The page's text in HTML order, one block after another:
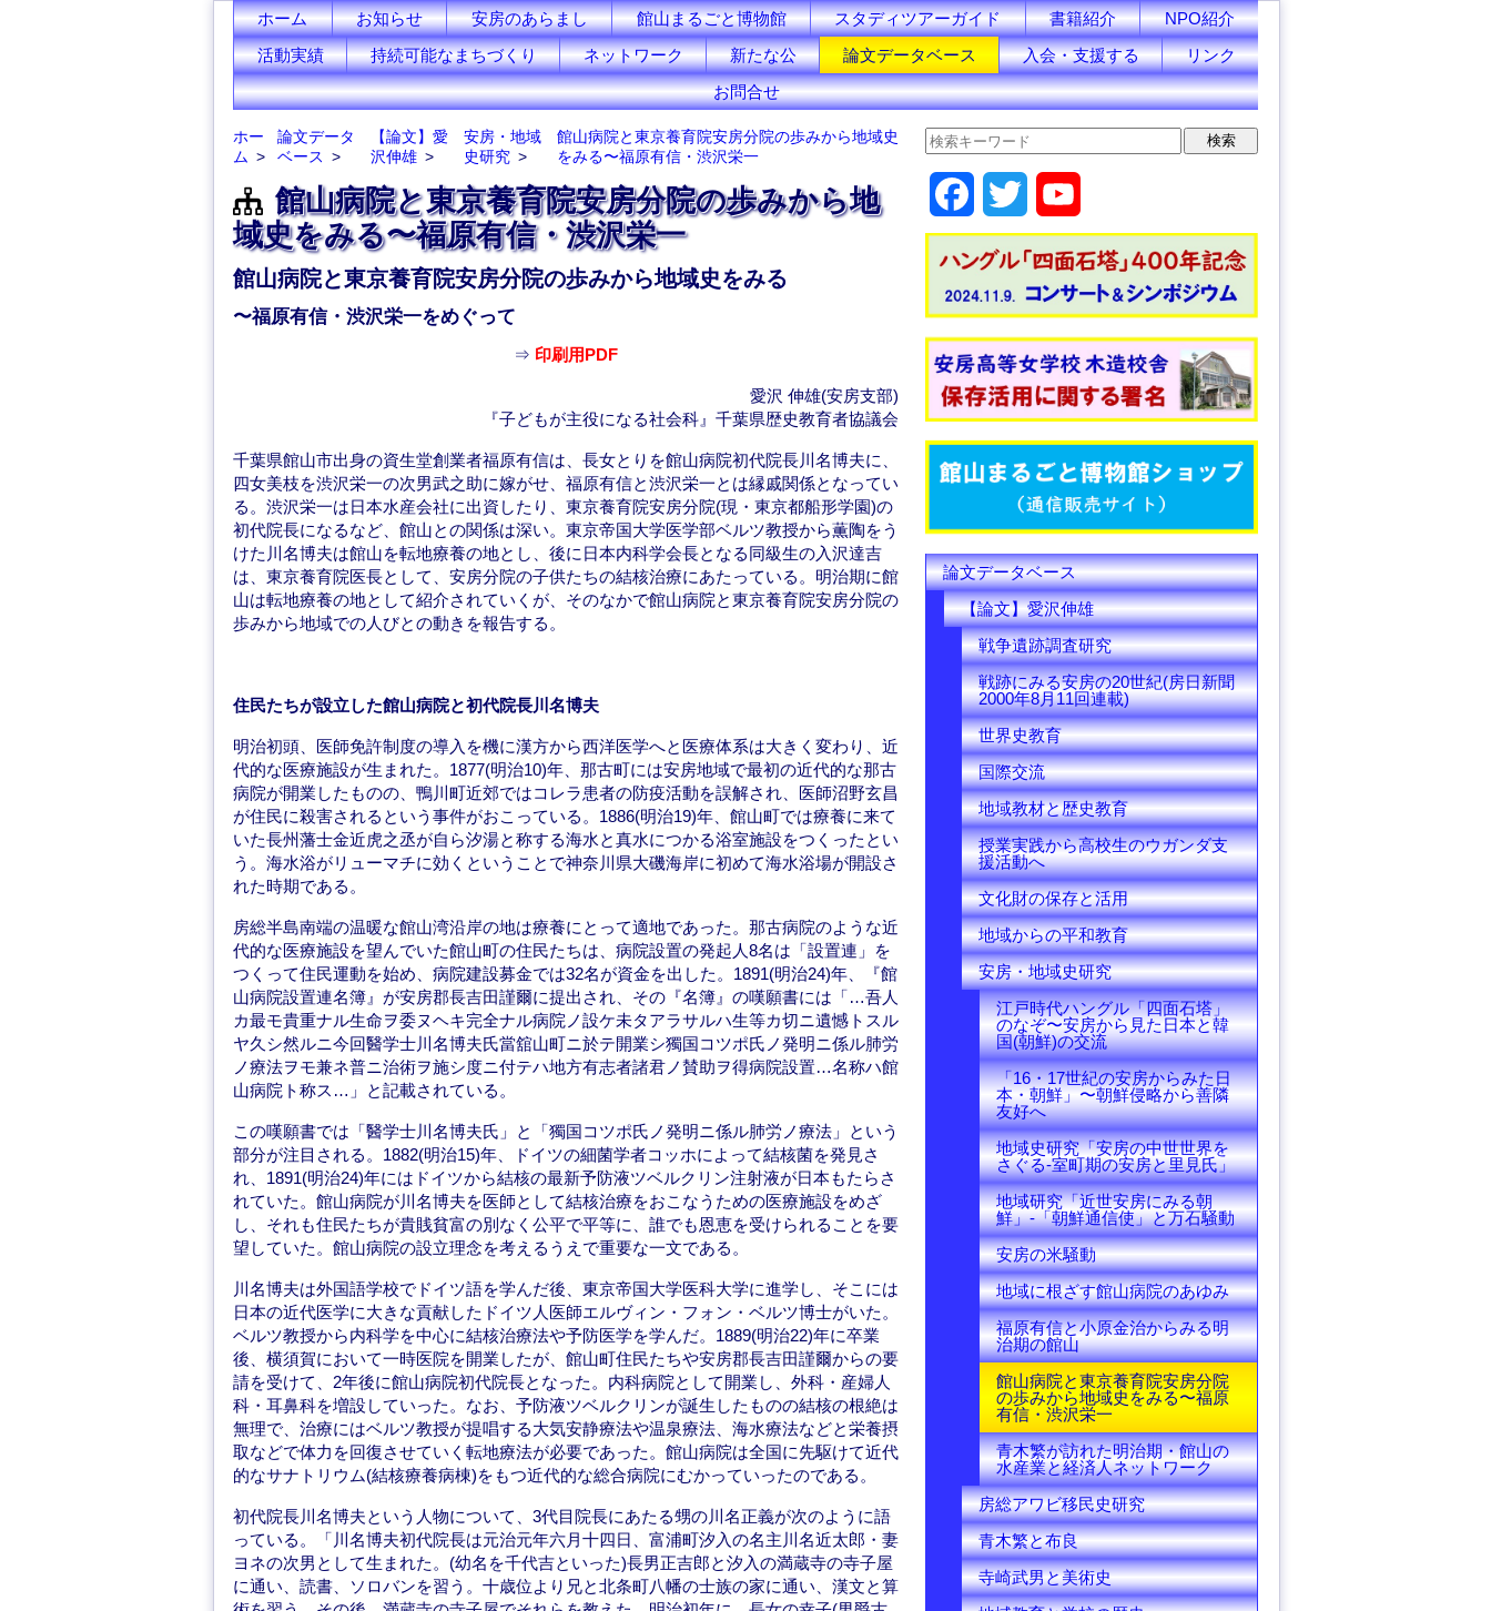
ホーム お知らせ 安房のあらまし 館山まるごと博物館 スタディツアーガイド 書籍紹介
NPO紹介
活動実績
持続可能なまちづくり ネットワーク 新たな公 論文データベース 入会・支援する
リンク
お問合せ
ホー
ム
論文データ
ベース
【論文】愛
沢伸雄
安房・地域
史研究
館山病院と東京養育院安房分院の歩みから地域史
をみる〜福原有信・渋沢栄一
館山病院と東京養育院安房分院の歩みから地
域史をみる〜福原有信・渋沢栄一
館山病院と東京養育院安房分院の歩みから地域史をみる
〜福原有信・渋沢栄一をめぐって
⇒ 印刷用PDF
愛沢 伸雄(安房支部)
『子どもが主役になる社会科』千葉県歴史教育者協議会
千葉県館山市出身の資生堂創業者福原有信は、長女とりを館山病院初代院長川名博夫に、
四女美枝を渋沢栄一の次男武之助に嫁がせ、福原有信と渋沢栄一とは縁戚関係となってい
る。渋沢栄一は日本水産会社に出資したり、東京養育院安房分院(現・東京都船形学園)の
初代院長になるなど、館山との関係は深い。東京帝国大学医学部ベルツ教授から薫陶をう
けた川名博夫は館山を転地療養の地とし、後に日本内科学会長となる同級生の入沢達吉
は、東京養育院医長として、安房分院の子供たちの結核治療にあたっている。明治期に館
山は転地療養の地として紹介されていくが、そのなかで館山病院と東京養育院安房分院の
歩みから地域での人びとの動きを報告する。
住民たちが設立した館山病院と初代院長川名博夫
明治初頭、医師免許制度の導入を機に漢方から西洋医学へと医療体系は大きく変わり、近
代的な医療施設が生まれた。1877(明治10)年、那古町には安房地域で最初の近代的な那古
病院が開業したものの、鴨川町近郊ではコレラ患者の防疫活動を誤解され、医師沼野玄昌
が住民に殺害されるという事件がおこっている。1886(明治19)年、館山町では療養に来て
いた長州藩士金近虎之丞が自ら汐湯と称する海水と真水につかる浴室施設をつくったとい
う。海水浴がリューマチに効くということで神奈川県大磯海岸に初めて海水浴場が開設さ
れた時期である。
房総半島南端の温暖な館山湾沿岸の地は療養にとって適地であった。那古病院のような近
代的な医療施設を望んでいた館山町の住民たちは、病院設置の発起人8名は「設置連」を
つくって住民運動を始め、病院建設募金では32名が資金を出した。1891(明治24)年、『館
山病院設置連名簿』が安房郡長吉田謹爾に提出され、その『名簿』の嘆願書には「…吾人
カ最モ貴重ナル生命ヲ委ヌヘキ完全ナル病院ノ設ケ未タアラサルハ生等カ切ニ遺憾トスル
ヤ久シ然ルニ今回醫学士川名博夫氏當舘山町ニ於テ開業シ獨国コツポ氏ノ発明ニ係ル肺労
ノ療法ヲモ兼ネ普ニ治術ヲ施シ度ニ付テハ地方有志者諸君ノ賛助ヲ得病院設置…名称ハ館
山病院ト称ス…」と記載されている。
この嘆願書では「醫学士川名博夫氏」と「獨国コツポ氏ノ発明ニ係ル肺労ノ療法」という
部分が注目される。1882(明治15)年、ドイツの細菌学者コッホによって結核菌を発見さ
れ、1891(明治24)年にはドイツから結核の最新予防液ツベルクリン注射液が日本もたらさ
れていた。館山病院が川名博夫を医師として結核治療をおこなうための医療施設をめざ
し、それも住民たちが貴賎貧富の別なく公平で平等に、誰でも恩恵を受けられることを要
望していた。館山病院の設立理念を考えるうえで重要な一文である。
川名博夫は外国語学校でドイツ語を学んだ後、東京帝国大学医科大学に進学し、そこには
日本の近代医学に大きな貢献したドイツ人医師エルヴィン・フォン・ベルツ博士がいた。
ベルツ教授から内科学を中心に結核治療法や予防医学を学んだ。1889(明治22)年に卒業
後、横須賀において一時医院を開業したが、館山町住民たちや安房郡長吉田謹爾からの要
請を受けて、2年後に館山病院初代院長となった。内科病院として開業し、外科・産婦人
科・耳鼻科を増設していった。なお、予防液ツベルクリンが誕生したものの結核の根絶は
無理で、治療にはベルツ教授が提唱する大気安静療法や温泉療法、海水療法などと栄養摂
取などで体力を回復させていく転地療法が必要であった。館山病院は全国に先駆けて近代
的なサナトリウム(結核療養病棟)をもつ近代的な総合病院にむかっていったのである。
初代院長川名博夫という人物について、3代目院長にあたる甥の川名正義が次のように語
っている。「川名博夫初代院長は元治元年六月十四日、富浦町汐入の名主川名近太郎・妻
ヨネの次男として生まれた。(幼名を千代吉といった)長男正吉郎と汐入の満蔵寺の寺子屋
に通い、読書、ソロバンを習う。十歳位より兄と北条町八幡の士族の家に通い、漢文と算
a
b
o
o
w
i
t
e
o
u
b
e
C
a
n
n
e
l
論文データベース
【論文】愛沢伸雄
戦争遺跡調査研究
戦跡にみる安房の20世紀(房日新聞
2000年8月11回連載)
世界史教育
国際交流
地域教材と歴史教育
授業実践から高校生のウガンダ支
援活動へ
文化財の保存と活用
地域からの平和教育
安房・地域史研究
江戸時代ハングル「四面石塔」
のなぞ〜安房から見た日本と韓
国(朝鮮)の交流
「16・17世紀の安房からみた日
本・朝鮮」〜朝鮮侵略から善隣
友好へ
地域史研究「安房の中世世界を
さぐる-室町期の安房と里見氏」
地域研究「近世安房にみる朝
鮮」-「朝鮮通信使」と万石騒動
安房の米騒動
地域に根ざす館山病院のあゆみ
福原有信と小原金治からみる明
治期の館山
館山病院と東京養育院安房分院
の歩みから地域史をみる〜福原
有信・渋沢栄一
青木繁が訪れた明治期・館山の
水産業と経済人ネットワーク
房総アワビ移民史研究
青木繁と布良
寺崎武男と美術史